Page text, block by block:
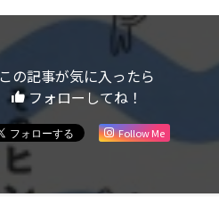
この記事が気に入ったら
フォローしてね！
Follow Me